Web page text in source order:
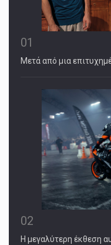
01
Μετά από μια
02
Η μεγαλύτερη έκθεση